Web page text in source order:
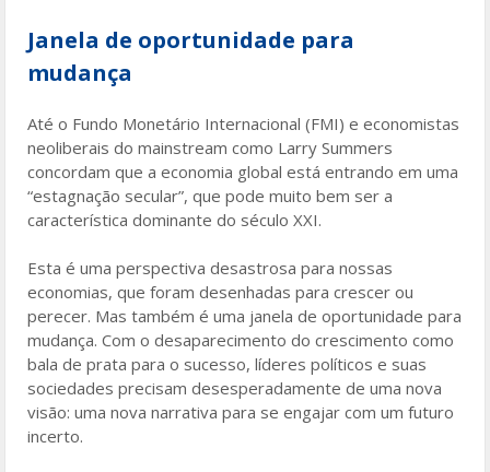
Janela de oportunidade para
mudança
Até o Fundo Monetário Internacional (FMI) e economistas
neoliberais do mainstream como Larry Summers
concordam que a economia global está entrando em uma
“estagnação secular”, que pode muito bem ser a
característica dominante do século XXI.
Esta é uma perspectiva desastrosa para nossas
economias, que foram desenhadas para crescer ou
perecer. Mas também é uma janela de oportunidade para
mudança. Com o desaparecimento do crescimento como
bala de prata para o sucesso, líderes políticos e suas
sociedades precisam desesperadamente de uma nova
visão: uma nova narrativa para se engajar com um futuro
incerto.